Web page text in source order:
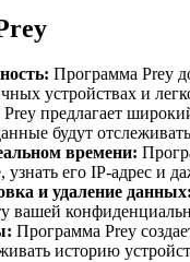
Программа Prey
устройствах и
Prey предлагает
будут
времени:
узнать его IP-адрес
и удаление данных:
вашей
Программа Prey
историю